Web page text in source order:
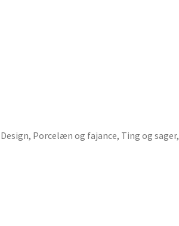
Design, Porcelæn og fajance, Ting og sager,